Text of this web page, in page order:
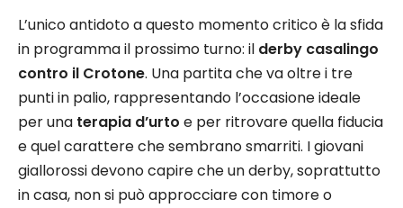
L’unico antidoto a questo momento critico è la sfida
in programma il prossimo turno: il derby casalingo
contro il Crotone. Una partita che va oltre i tre
punti in palio, rappresentando l’occasione ideale
per una terapia d’urto e per ritrovare quella fiducia
e quel carattere che sembrano smarriti. I giovani
giallorossi devono capire che un derby, soprattutto
in casa, non si può approcciare con timore o